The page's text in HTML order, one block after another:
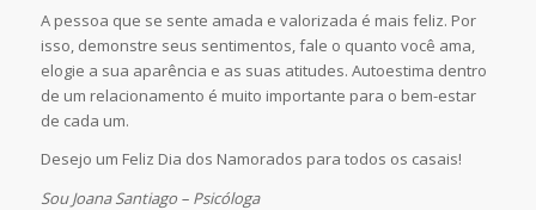
A pessoa que se sente amada e valorizada é mais feliz. Por
isso, demonstre seus sentimentos, fale o quanto você ama,
elogie a sua aparência e as suas atitudes. Autoestima dentro
de um relacionamento é muito importante para o bem-estar
de cada um.
Desejo um Feliz Dia dos Namorados para todos os casais!
Sou Joana Santiago – Psicóloga